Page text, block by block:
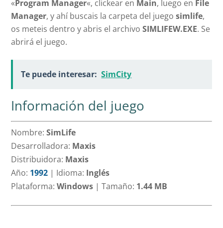
«Program Manager«, clickear en Main, luego en File
Manager, y ahí buscais la carpeta del juegosimlife,
os meteis dentro y abris el archivoSIMLIFEW.EXE. Se
abrirá el juego.
Te puede interesar: SimCity
Información del juego
Nombre:SimLife
Desarrolladora: Maxis
Distribuidora: Maxis
Año: 1992 | Idioma: Inglés
Plataforma:Windows |Tamaño: 1.44 MB